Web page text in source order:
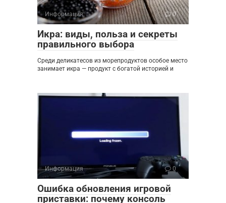
Информация 0
Икра: виды, польза и секреты
правильного выбора
Среди деликатесов из морепродуктов особое место
занимает икра — продукт с богатой историей и
Информация 0
Ошибка обновления игровой
приставки: почему консоль